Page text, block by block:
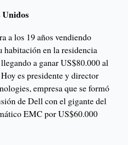
Unidos
a los 19 años vendiendo
habitación en la residencia
a ganar US$80.000 al
es presidente y director
empresa que se formó
de Dell con el gigante del
EMC por US$60.000